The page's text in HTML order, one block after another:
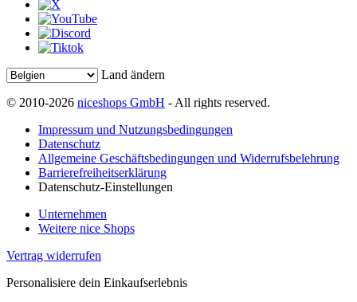
Land ändern
© 2010-2026 niceshops GmbH - All rights reserved.
Impressum und Nutzungsbedingungen
Datenschutz
Allgemeine Geschäftsbedingungen und Widerrufsbelehrung
Barrierefreiheitserklärung
Datenschutz-Einstellungen
Unternehmen
Weitere nice Shops
Vertrag widerrufen
Personalisiere dein Einkaufserlebnis